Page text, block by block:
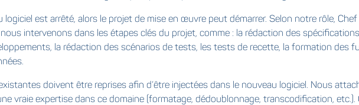
est arrêté, alors le projet de mise en œuvre peut démarrer. Selon notre rôle,
nous intervenons dans les étapes clés du projet, comme : la rédaction des
la rédaction des scénarios de tests, les tests de recette, la formation des
doivent être reprises afin d’être injectées dans le nouveau logiciel. Nous
vraie expertise dans ce domaine (formatage, dédoublonnage, transcodification,